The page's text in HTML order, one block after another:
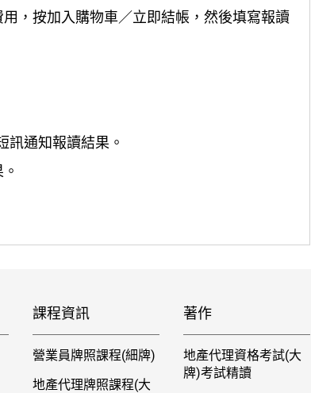
，按加入購物車／立即結帳，然後填寫報讀
訊通知報讀結果。
課程資訊
營業員牌照課程(細牌)
地產代理牌照課程(大
著作
地產代理資格考試(大
牌)考試精讀